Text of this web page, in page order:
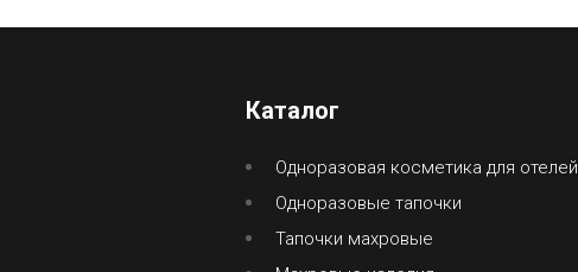
Каталог
Одноразовая косметика для отелей
Одноразовые тапочки
Тапочки махровые